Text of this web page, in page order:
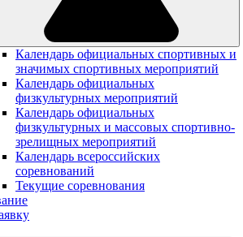
Календарь официальных спортивных и
значимых спортивных мероприятий
Календарь официальных
физкультурных мероприятий
Календарь официальных
физкультурных и массовых спортивно-
зрелищных мероприятий
Календарь всероссийских
соревнований
Текущие соревнования